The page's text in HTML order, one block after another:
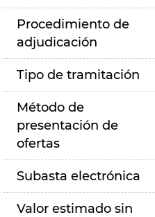
Procedimiento de
adjudicación
Tipo de tramitación
Método de
presentación de
ofertas
Subasta electrónica
Valor estimado sin